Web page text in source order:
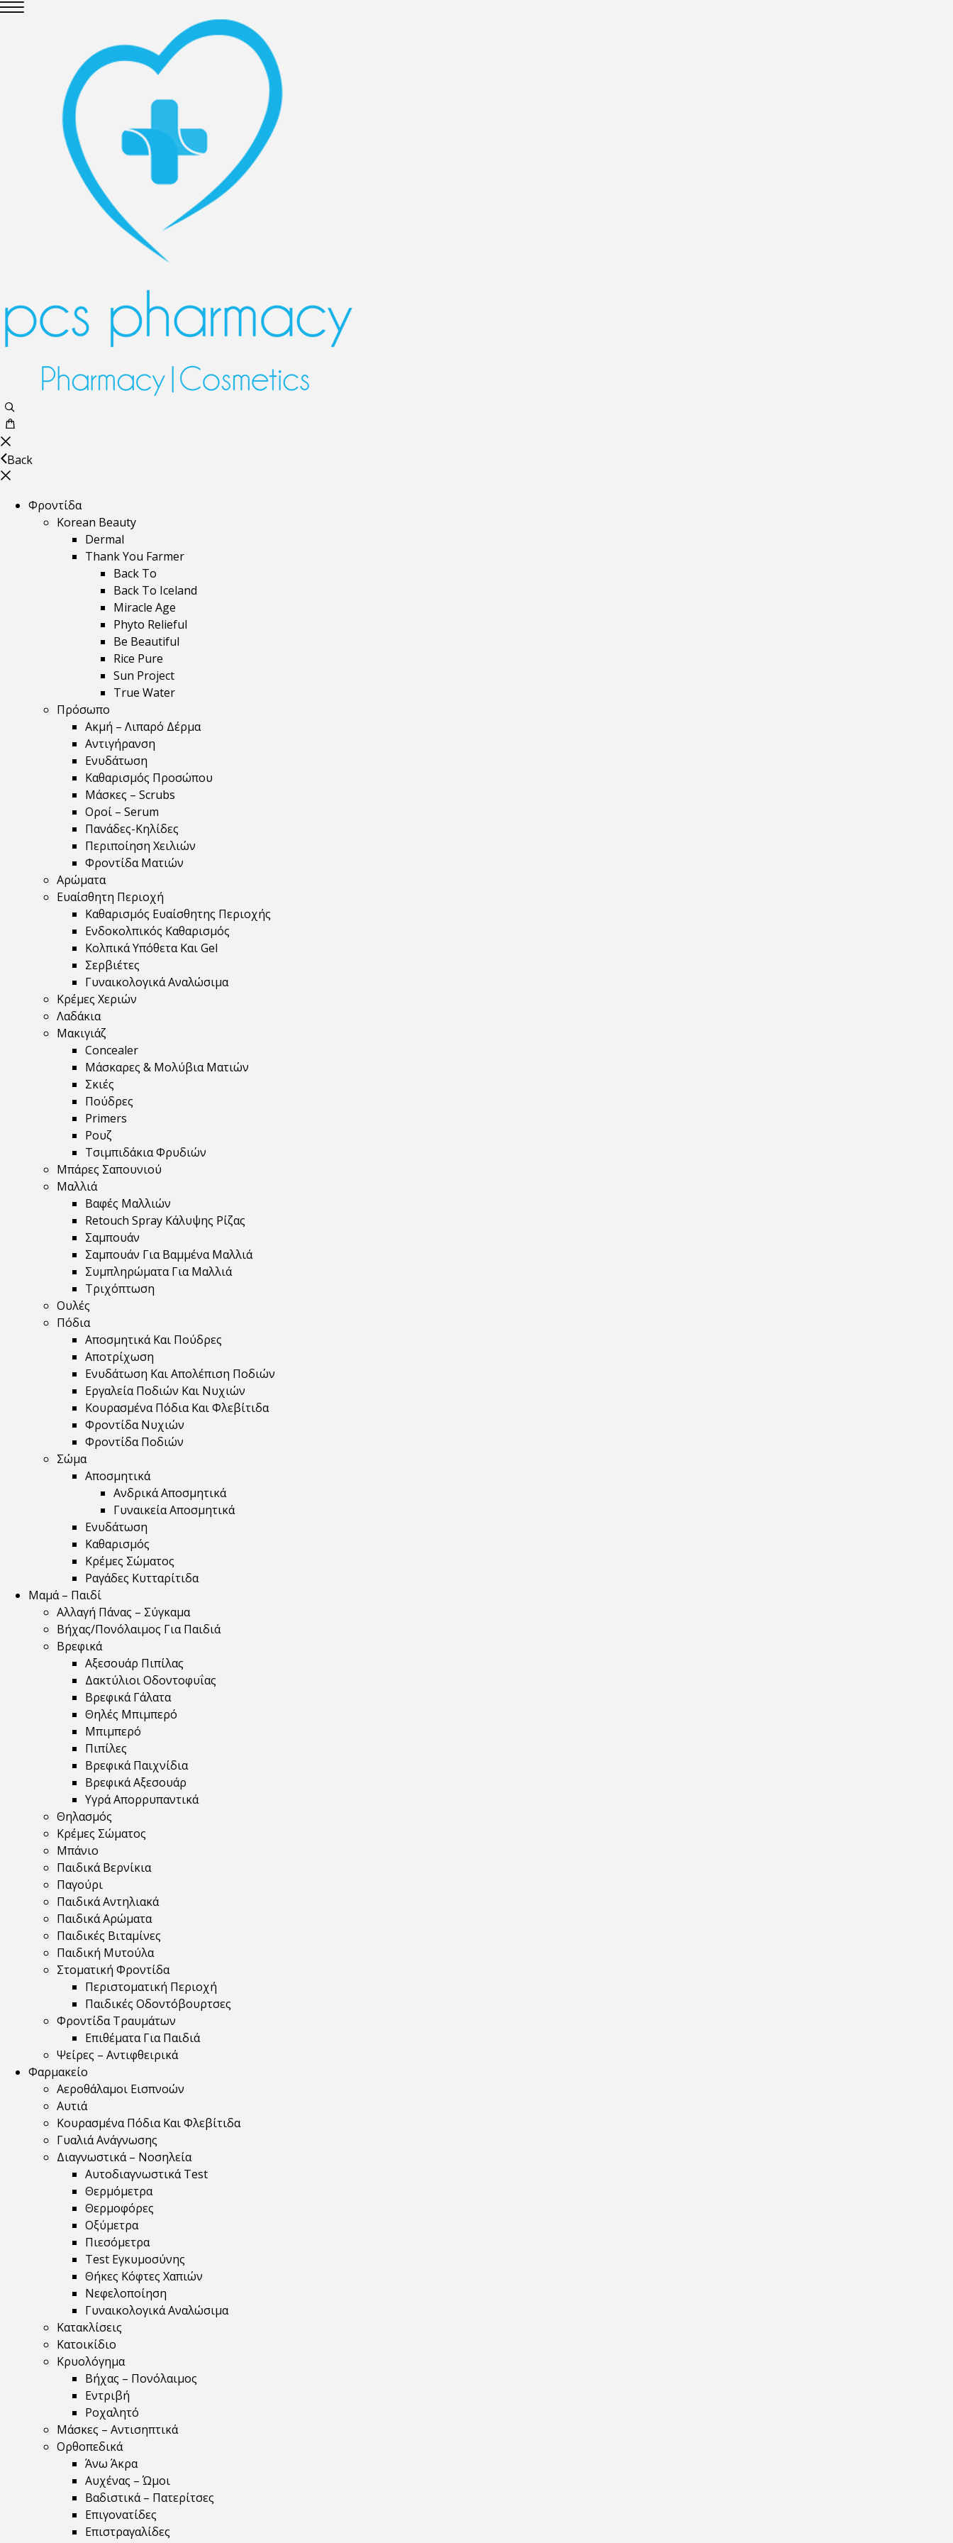
Back
Φροντίδα
Korean Beauty
Dermal
Thank You Farmer
Back To
Back To Iceland
Miracle Age
Phyto Relieful
Be Beautiful
Rice Pure
Sun Project
True Water
Πρόσωπο
Ακμή – Λιπαρό Δέρμα
Αντιγήρανση
Ενυδάτωση
Καθαρισμός Προσώπου
Μάσκες – Scrubs
Οροί – Serum
Πανάδες-Κηλίδες
Περιποίηση Χειλιών
Φροντίδα Ματιών
Αρώματα
Ευαίσθητη Περιοχή
Καθαρισμός Ευαίσθητης Περιοχής
Ενδοκολπικός Καθαρισμός
Κολπικά Υπόθετα Και Gel
Σερβιέτες
Γυναικολογικά Αναλώσιμα
Κρέμες Χεριών
Λαδάκια
Μακιγιάζ
Concealer
Μάσκαρες & Μολύβια Ματιών
Σκιές
Πούδρες
Primers
Ρουζ
Τσιμπιδάκια Φρυδιών
Μπάρες Σαπουνιού
Μαλλιά
Βαφές Μαλλιών
Retouch Spray Κάλυψης Ρίζας
Σαμπουάν
Σαμπουάν Για Βαμμένα Μαλλιά
Συμπληρώματα Για Μαλλιά
Τριχόπτωση
Ουλές
Πόδια
Αποσμητικά Και Πούδρες
Αποτρίχωση
Ενυδάτωση Και Απολέπιση Ποδιών
Εργαλεία Ποδιών Και Νυχιών
Κουρασμένα Πόδια Και Φλεβίτιδα
Φροντίδα Νυχιών
Φροντίδα Ποδιών
Σώμα
Αποσμητικά
Ανδρικά Αποσμητικά
Γυναικεία Αποσμητικά
Ενυδάτωση
Καθαρισμός
Κρέμες Σώματος
Ραγάδες Κυτταρίτιδα
Μαμά – Παιδί
Αλλαγή Πάνας – Σύγκαμα
Βήχας/Πονόλαιμος Για Παιδιά
Βρεφικά
Αξεσουάρ Πιπίλας
Δακτύλιοι Οδοντοφυΐας
Βρεφικά Γάλατα
Θηλές Μπιμπερό
Μπιμπερό
Πιπίλες
Βρεφικά Παιχνίδια
Βρεφικά Αξεσουάρ
Υγρά Απορρυπαντικά
Θηλασμός
Κρέμες Σώματος
Μπάνιο
Παιδικά Βερνίκια
Παγούρι
Παιδικά Αντηλιακά
Παιδικά Αρώματα
Παιδικές Βιταμίνες
Παιδική Μυτούλα
Στοματική Φροντίδα
Περιστοματική Περιοχή
Παιδικές Οδοντόβουρτσες
Φροντίδα Τραυμάτων
Επιθέματα Για Παιδιά
Ψείρες – Αντιφθειρικά
Φαρμακείο
Αεροθάλαμοι Εισπνοών
Αυτιά
Κουρασμένα Πόδια Και Φλεβίτιδα
Γυαλιά Ανάγνωσης
Διαγνωστικά – Νοσηλεία
Αυτοδιαγνωστικά Test
Θερμόμετρα
Θερμοφόρες
Οξύμετρα
Πιεσόμετρα
Test Εγκυμοσύνης
Θήκες Κόφτες Χαπιών
Νεφελοποίηση
Γυναικολογικά Αναλώσιμα
Κατακλίσεις
Κατοικίδιο
Κρυολόγημα
Βήχας – Πονόλαιμος
Εντριβή
Ροχαλητό
Μάσκες – Αντισηπτικά
Ορθοπεδικά
Άνω Άκρα
Αυχένας – Ώμοι
Βαδιστικά – Πατερίτσες
Επιγονατίδες
Επιστραγαλίδες